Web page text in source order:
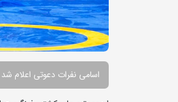
اسامی نفرات دعوتی اعلام شد